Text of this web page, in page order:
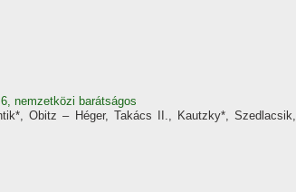
nemzetközi barátságos
Obitz – Héger, Takács II., Kautzky*, Szedlacsik,